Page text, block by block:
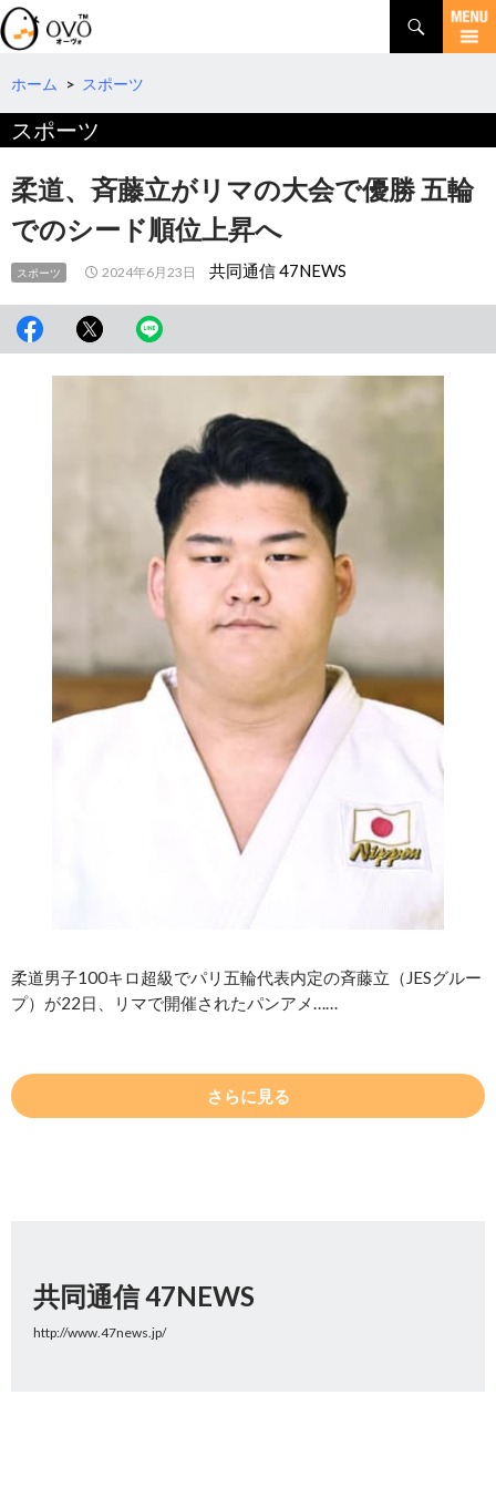
検
索
コ
テ
へ
動
ホーム > スポーツ
スポーツ
柔道、斉藤立がリマの大会で優勝 五輪
でのシード順位上昇へ
スポーツ 2024年6月23日 共同通信 47NEWS
柔道男子100キロ超級でパリ五輪代表内定の斉藤立（JESグルー
プ）が22日、リマで開催されたパンアメ……
さらに見る
共同通信 47NEWS
http://www.47news.jp/